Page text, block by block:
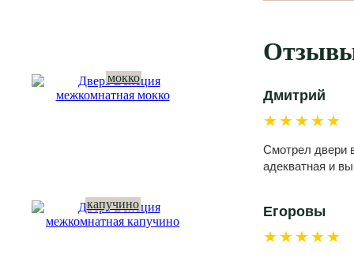
мокко
капучино
Дмитрий
★★★★★
Смотрел двери
адекватная и
Егоровы
★★★★★